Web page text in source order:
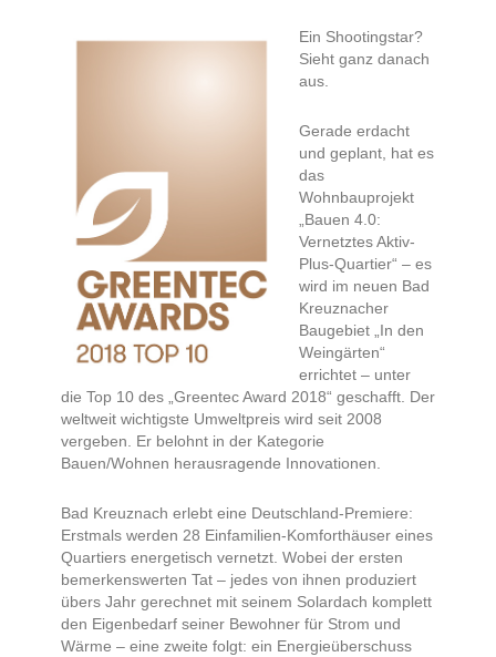
Ein Shootingstar?
Sieht ganz danach
aus.
Gerade erdacht
und geplant, hat es
das
Wohnbauprojekt
„Bauen 4.0:
Vernetztes Aktiv­
Plus-Quartier“ – es
wird im neuen Bad
Kreuznacher
Baugebiet „In den
Weingärten“
errichtet – unter
die Top 10 des „Greentec Award 2018“ geschafft. Der
weltweit wichtigste Umweltpreis wird seit 2008
vergeben. Er belohnt in der Kategorie
Bauen/Wohnen herausragende Innovationen.
Bad Kreuznach erlebt eine Deutschland-Premiere:
Erstmals werden 28 Einfamilien-Komforthäuser eines
Quartiers energetisch vernetzt. Wobei der ersten
bemerkenswerten Tat – jedes von ihnen produziert
übers Jahr gerechnet mit seinem Solardach komplett
den Eigenbedarf seiner Bewohner für Strom und
Wärme – eine zweite folgt: ein Energieüberschuss